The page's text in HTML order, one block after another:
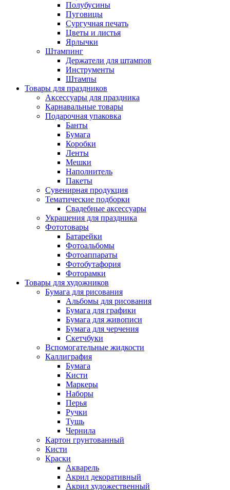
Полубусины
Пуговицы
Сургучная печать
Цветы и листья
Ярлычки
Штампинг
Держатели для штампов
Инструменты
Штампы
Товары для праздников
Аксессуары для праздника
Карнавальные товары
Подарочная упаковка
Банты
Бумага
Коробки
Ленты
Мешки
Наполнитель
Пакеты
Сувенирная продукция
Тематические подборки
Свадебные аксессуары
Украшения для праздника
Фототовары
Батарейки
Фотоальбомы
Фотоаппараты
Фотобутафория
Фоторамки
Товары для художников
Бумага для рисования
Альбомы для рисования
Бумага для графики
Бумага для живописи
Бумага для черчения
Скетчбуки
Вспомогательные жидкости
Каллиграфия
Бумага
Кисти
Маркеры
Наборы
Перья
Ручки
Тушь
Чернила
Картон грунтованный
Кисти
Краски
Акварель
Акрил декоративный
Акрил художественный